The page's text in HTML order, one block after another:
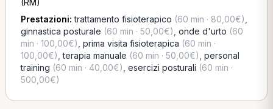
(RM)
Prestazioni:trattamento fisioterapico (60 min · 80,00€)
ginnastica posturale (60 min · 50,00€) onde d'urto (60
min · 100,00€) prima visita fisioterapica (60 min ·
100,00€) ,terapia manuale (60 min · 50,00€) personal
training (60 min · 40,00€) esercizi posturali (60 min ·
500,00€)